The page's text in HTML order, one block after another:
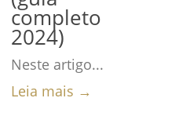
completo
2024)
Neste artigo...
Leia mais →